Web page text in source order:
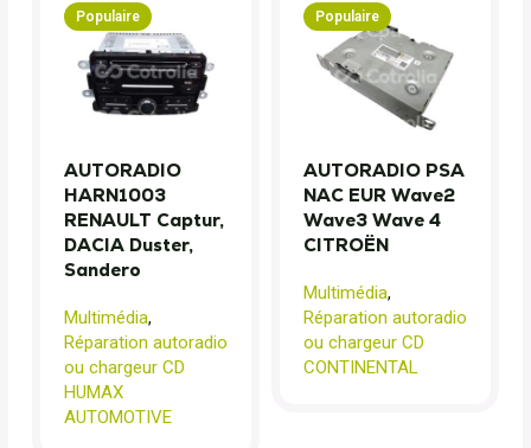
Populaire
AUTORADIO
HARN1003
RENAULT Captur,
DACIA Duster,
Sandero
Multimédia,
Réparation autoradio
ou chargeur CD
HUMAX
AUTOMOTIVE
Populaire
AUTORADIO PSA
NAC EUR Wave2
Wave3 Wave 4
CITROËN
Multimédia,
Réparation autoradio
ou chargeur CD
CONTINENTAL